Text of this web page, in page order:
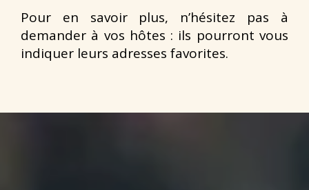
Pour en savoir plus, n’hésitez pas à
demander à vos hôtes : ils pourront vous
indiquer leurs adresses favorites.